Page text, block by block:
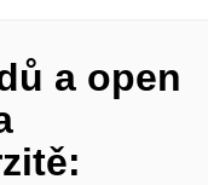
a open